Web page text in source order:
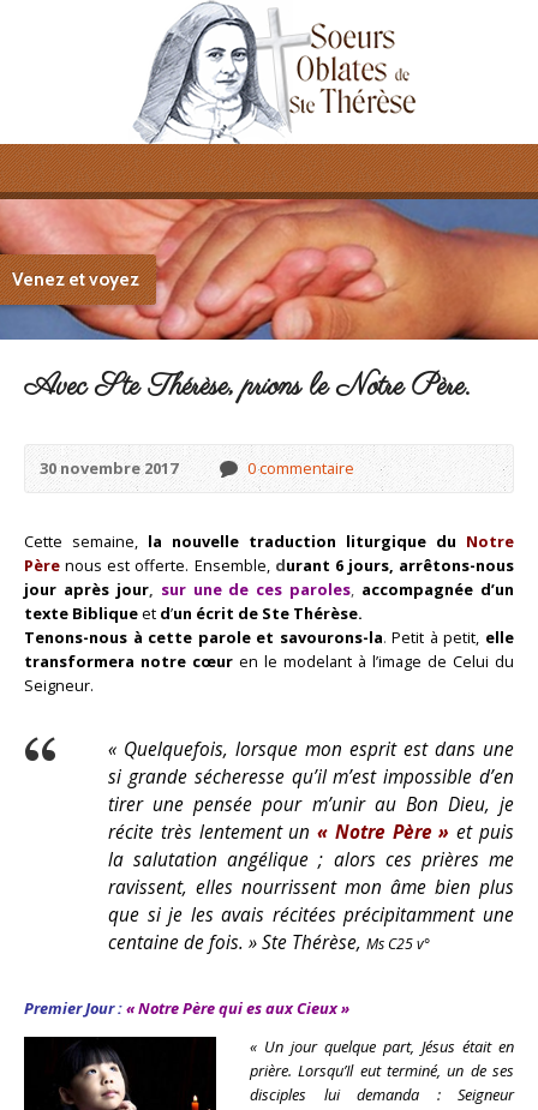
Venez et voyez
Avec Ste Thérèse, prions le Notre Père.
30 novembre 2017 0 commentaire
Cette semaine, la nouvelle traduction liturgique du Notre
Père nous est offerte. Ensemble, durant 6 jours, arrêtons-nous
jour après jour, sur une de ces paroles, accompagnée d’un
texte Bibliqueet d’un écrit de Ste Thérèse.
Tenons-nous à cette parole et savourons-la.Petit à petit, elle
transformera notre cœur en le modelant à l’image de Celui du
Seigneur.
« Quelquefois, lorsque mon esprit est dans une
si grande sécheresse qu’il m’est impossible d’en
tirer une pensée pour m’unir au Bon Dieu, je
récite très lentement un« Notre Père » et puis
la salutation angélique ; alors ces prières me
ravissent, elles nourrissent mon âme bien plus
que si je les avais récitées précipitamment une
centaine de fois. »Ste Thérèse, Ms C25 v°
Premier Jour :« Notre Père qui es aux Cieux »
« Un jour quelque part, Jésus était en
prière. Lorsqu’Il eut terminé, un de ses
disciples lui demanda : Seigneur